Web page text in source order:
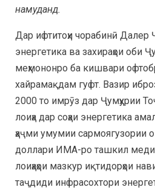
намуданд.
Дар ифтитоҳи чорабинӣ
энергетика ва захираҳои оби
меҳмононро ба кишвари
хайрамақдам гуфт. Вазир
2000 то имрӯз дар Ҷумҳурии
лоиҳа дар соҳаи энергетика
ҳаҷми умумии сармоягузории
доллари ИМА-ро ташкил
лоиҳаҳои мазкур иқтидорҳои
таҷдиди инфрасохтори